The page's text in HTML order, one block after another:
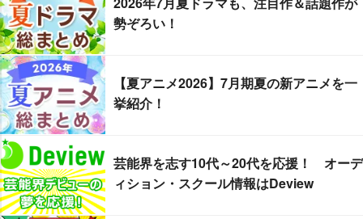
勢ぞろい！
【夏アニメ2026】7月期夏の新アニメを一
挙紹介！
芸能界を志す10代～20代を応援！ オーデ
ィション・スクール情報はDeview